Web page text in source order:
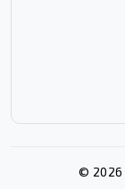
© 2026